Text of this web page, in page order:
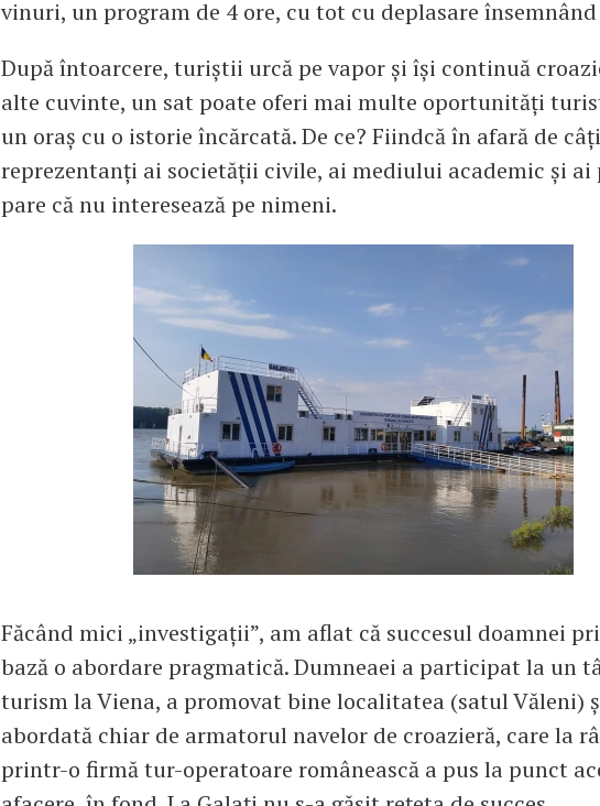
vinuri, un program de 4 ore, cu tot cu deplasare
După întoarcere, turiștii urcă pe vapor și își continuă
alte cuvinte, un sat poate oferi mai multe oportunități
un oraș cu o istorie încărcată. De ce? Fiindcă în afară de
reprezentanți ai societății civile, ai mediului academic și ai
pare că nu interesează pe nimeni.
Făcând mici „investigații”, am aflat că succesul doamnei
bază o abordare pragmatică. Dumneaei a participat la un
turism la Viena, a promovat bine localitatea (satul Văleni)
abordată chiar de armatorul navelor de croazieră, care la
printr-o firmă tur-operatoare românească a pus la punct